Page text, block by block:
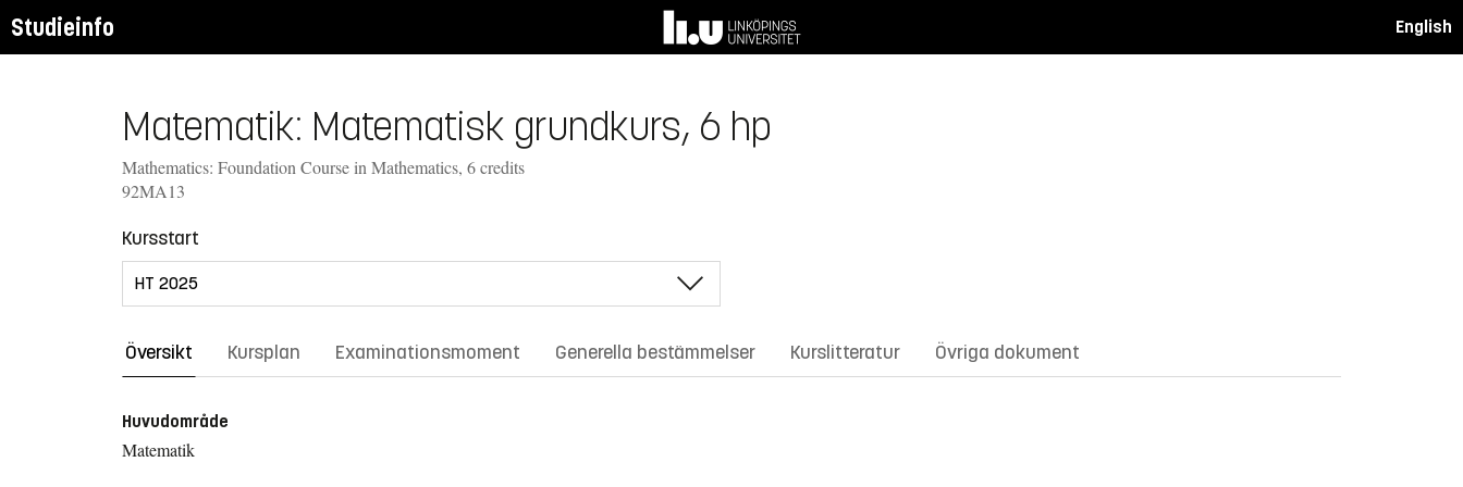
Studieinfo English
Matematik: Matematisk grundkurs, 6 hp
Mathematics: Foundation Course in Mathematics, 6 credits
92MA13
Kursstart
Översikt Kursplan Examinationsmoment Generella bestämmelser Kurslitteratur Övriga dokument
Huvudområde
Matematik